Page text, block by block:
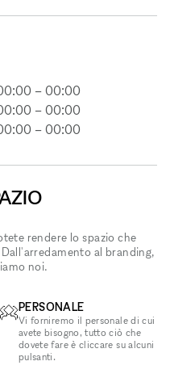
– 00:00
– 00:00
– 00:00
rendere lo spazio che
al branding,
noi.
PERSONALE
Vi forniremo il personale di cui
avete bisogno, tutto ciò che
dovete fare è cliccare su alcuni
pulsanti.